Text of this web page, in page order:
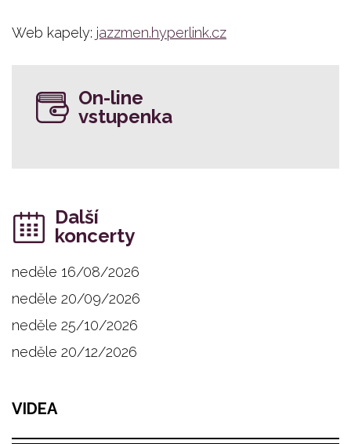
Web kapely: jazzmen.hyperlink.cz
On-line
vstupenka
Další
koncerty
neděle 16/08/2026
neděle 20/09/2026
neděle 25/10/2026
neděle 20/12/2026
VIDEA